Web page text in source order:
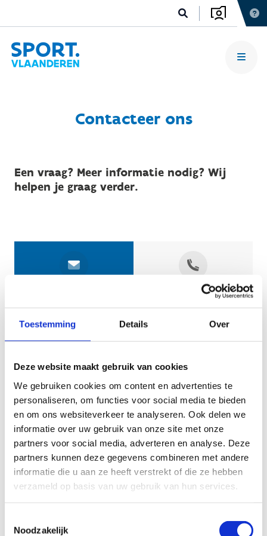
Toestemming Details Over
Deze website maakt gebruik van cookies
We gebruiken cookies om content en advertenties te
personaliseren, om functies voor social media te bieden
en om ons websiteverkeer te analyseren. Ook delen we
informatie over uw gebruik van onze site met onze
partners voor social media, adverteren en analyse. Deze
partners kunnen deze gegevens combineren met andere
informatie die u aan ze heeft verstrekt of die ze hebben
verzameld op basis van uw gebruik van hun services.
Noodzakelijk
Contacteer ons
Een vraag? Meer informatie nodig? Wij
helpen je graag verder.
Geef aan tot welk domein jouw vraag behoort
KIES EEN DOMEIN
Jouw vraag